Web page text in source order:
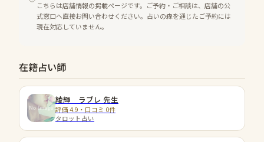
こちらは店舗情報の掲載ページです。ご予約・ご相談は、店舗の公
式窓口へ直接お問い合わせください。占いの森を通じたご予約には
現在対応していません。
在籍占い師
綾輝 ラブレ 先生
評価 4.9・口コミ 0件
タロット占い